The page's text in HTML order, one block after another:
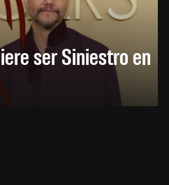
ser Siniestro en